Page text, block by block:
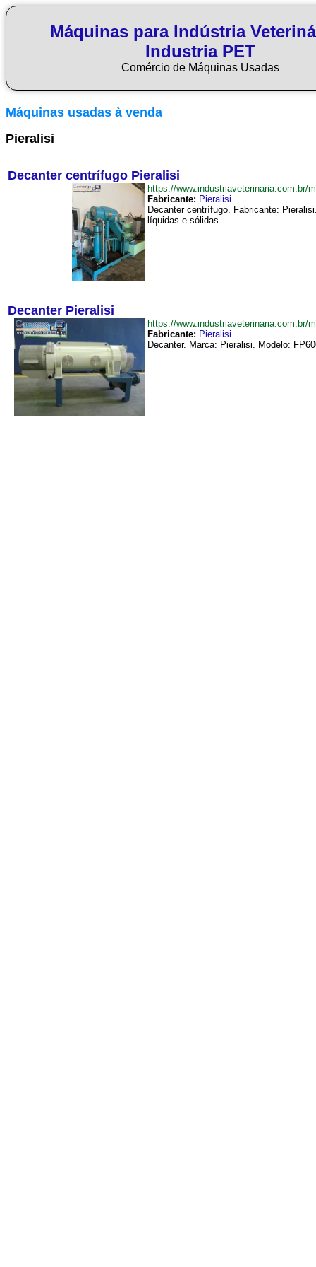
Máquinas para Indústria
Industria PET
Comércio de Máquinas Usadas
Máquinas usadas à venda
Pieralisi
Decanter centrífugo Pieralisi
https://www.industriaveterinaria.com.br/
Fabricante: Pieralisi
Decanter centrífugo. Fabricante:
líquidas e sólidas....
Decanter Pieralisi
https://www.industriaveterinaria.com.br/
Fabricante: Pieralisi
Decanter. Marca: Pieralisi. Modelo: